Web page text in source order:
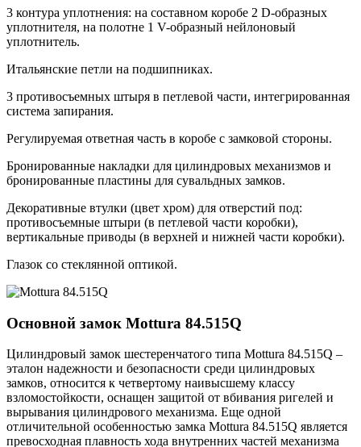
3 контура уплотнения: на составном коробе 2 D-образных
уплотнителя, на полотне 1 V-образный нейлоновый
уплотнитель.
Итальянские петли на подшипниках.
3 противосъемных штыря в петлевой части, интегрированная
система запирания.
Регулируемая ответная часть в коробе с замковой стороны.
Бронированные накладки для цилиндровых механизмов и
бронированные пластины для сувальдных замков.
Декоративные втулки (цвет хром) для отверстий под:
противосъемные штыри (в петлевой части коробки),
вертикальные приводы (в верхней и нижней части коробки).
Глазок со стеклянной оптикой.
Основной замок Mottura 84.515Q
Цилиндровый замок шестеренчатого типа Mottura 84.515Q –
эталон надежности и безопасности среди цилиндровых
замков, относится к четвертому наивысшему классу
взломостойкости, оснащен защитой от вбивания ригелей и
вырывания цилиндрового механизма. Еще одной
отличительной особенностью замка Mottura 84.515Q является
превосходная плавность хода внутренних частей механизма